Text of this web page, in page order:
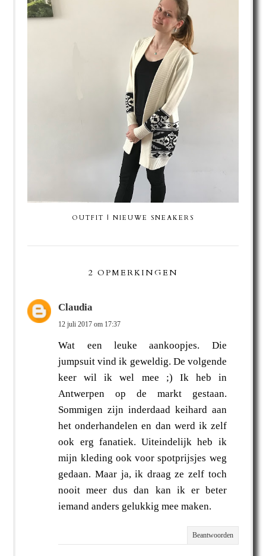
OUTFIT | NIEUWE SNEAKERS
2 OPMERKINGEN
Claudia
12 juli 2017 om 17:37
Wat een leuke aankoopjes. Die
jumpsuit vind ik geweldig. De volgende
keer wil ik wel mee ;) Ik heb in
Antwerpen op de markt gestaan.
Sommigen zijn inderdaad keihard aan
het onderhandelen en dan werd ik zelf
ook erg fanatiek. Uiteindelijk heb ik
mijn kleding ook voor spotprijsjes weg
gedaan. Maar ja, ik draag ze zelf toch
nooit meer dus dan kan ik er beter
iemand anders gelukkig mee maken.
Beantwoorden